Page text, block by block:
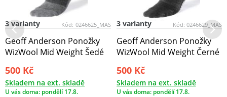
Kód: 0246625_MAS
3 varianty
Geoff Anderson Ponožky
WizWool Mid Weight Šedé
500 Kč
Skladem na ext. skladě
U vás doma: pondělí 17.8.
Kód: 0246629_MAS
3 varianty
Geoff Anderson Ponožky
WizWool Mid Weight Černé
500 Kč
Skladem na ext. skladě
U vás doma: pondělí 17.8.